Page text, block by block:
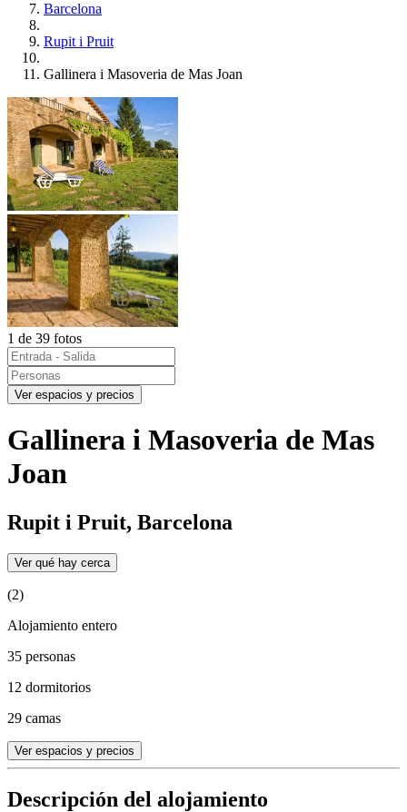
Barcelona
Rupit i Pruit
Gallinera i Masoveria de Mas Joan
1 de 39 fotos
Ver espacios y precios
Gallinera i Masoveria de Mas
Joan
Rupit i Pruit, Barcelona
Ver qué hay cerca
(2)
Alojamiento entero
35 personas
12 dormitorios
29 camas
Ver espacios y precios
Descripción del alojamiento